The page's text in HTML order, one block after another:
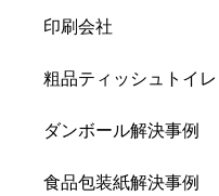
印刷会社
粗品ティッシュトイ
ダンボール解決事例
食品包装紙解決事例